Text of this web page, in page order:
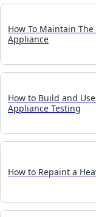
How To Maintain
Appliance
How to Build and
Appliance Testing
How to Repaint a